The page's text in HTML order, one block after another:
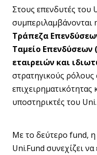
Στους επενδυτές του
συμπεριλαμβάνονται
Τράπεζα
Ταμείο Επενδύσεων
εταιρειών και
στρατηγικούς
επιχειρηματικότητας
υποστηρικτές του
Με το δεύτερο fund, η
Uni.Fund συνεχίζει